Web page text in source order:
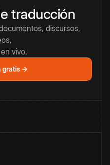
traducción
discursos,
vivo.
gratis →